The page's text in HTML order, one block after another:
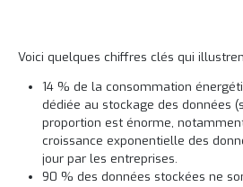
Voici quelques chiffres clés qui
14 % de la consommation
dédiée au stockage des données
proportion est énorme,
croissance exponentielle des
jour par les entreprises.
90 % des données stockées ne